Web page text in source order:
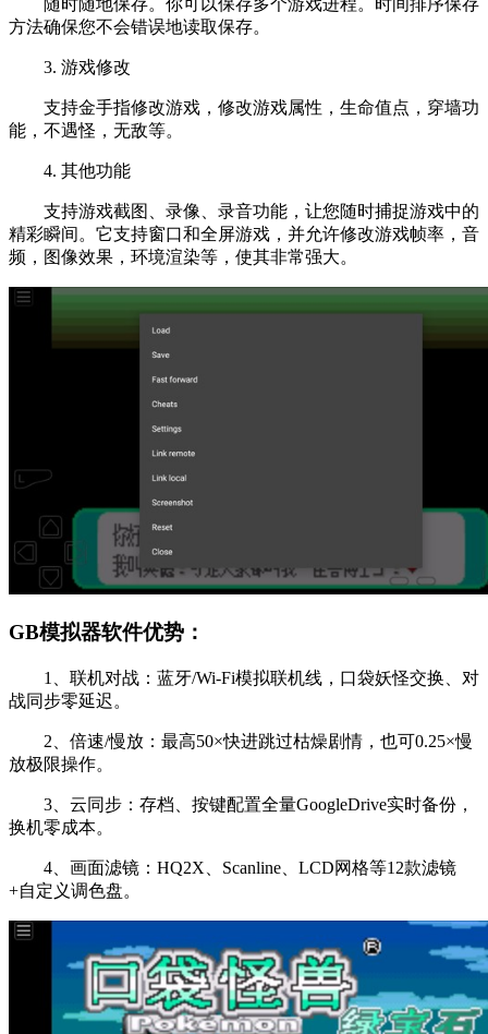
方法确保您不会错误地读取保存。
3. 游戏修改
支持金手指修改游戏，修改游戏属性，生命值点，穿墙功
能，不遇怪，无敌等。
4. 其他功能
支持游戏截图、录像、录音功能，让您随时捕捉游戏中的
精彩瞬间。它支持窗口和全屏游戏，并允许修改游戏帧率，音
频，图像效果，环境渲染等，使其非常强大。
GB模拟器软件优势：
1、联机对战：蓝牙/Wi-Fi模拟联机线，口袋妖怪交换、对
战同步零延迟。
2、倍速/慢放：最高50×快进跳过枯燥剧情，也可0.25×慢
放极限操作。
3、云同步：存档、按键配置全量GoogleDrive实时备份，
换机零成本。
4、画面滤镜：HQ2X、Scanline、LCD网格等12款滤镜
+自定义调色盘。